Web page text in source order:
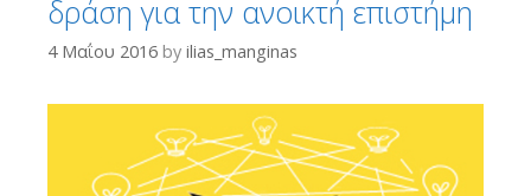
δράση για την ανοικτή επιστήμη
4 Μαΐου 2016 by ilias_manginas